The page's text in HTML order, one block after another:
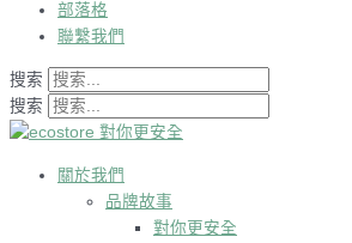
部落格
聯繫我們
搜索
搜索
關於我們
品牌故事
對你更安全